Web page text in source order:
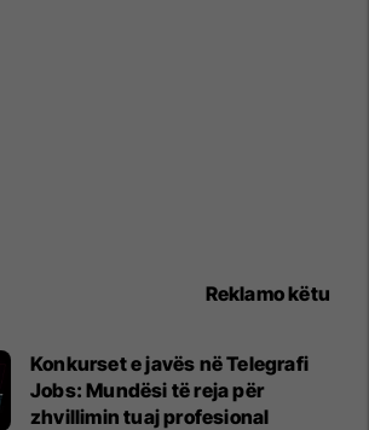
Reklamo këtu
Konkurset e javës në Telegrafi
Jobs: Mundësi të reja për
zhvillimin tuaj profesional